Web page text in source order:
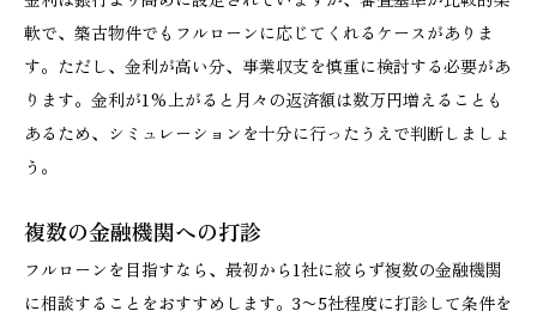
軟で、築古物件でもフルローンに応じてくれるケースがありま
す。ただし、金利が高い分、事業収支を慎重に検討する必要があ
ります。金利が1%上がると月々の返済額は数万円増えることも
あるため、シミュレーションを十分に行ったうえで判断しましょ
う。
複数の金融機関への打診
フルローンを目指すなら、最初から1社に絞らず複数の金融機関
に相談することをおすすめします。3〜5社程度に打診して条件を